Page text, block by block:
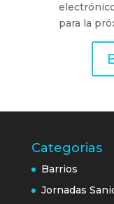
para la
Categorias
Barrios
Jornadas